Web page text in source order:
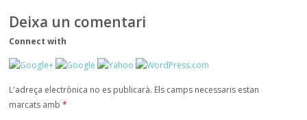
Deixa un comentari
Connect with
L'adreça electrònica no es publicarà. Els camps necessaris estan
marcats amb*